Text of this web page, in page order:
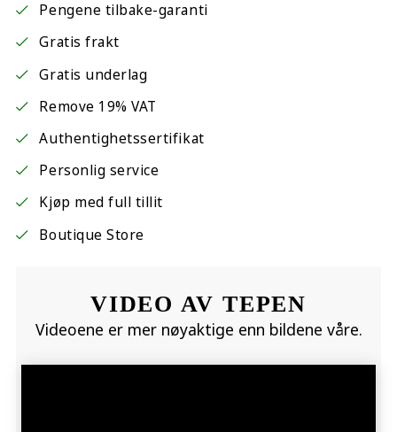
Pengene tilbake-garanti
Gratis frakt
Gratis underlag
Remove 19% VAT
Authentighetssertifikat
Personlig service
Kjøp med full tillit
Boutique Store
VIDEO AV TEPEN
Videoene er mer nøyaktige enn bildene våre.